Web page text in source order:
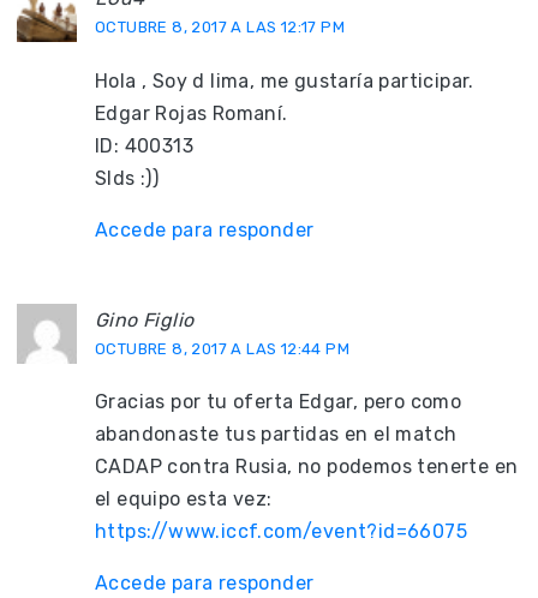
OCTUBRE 8, 2017 A LAS 12:17 PM
Hola , Soy d lima, me gustaría participar.
Edgar Rojas Romaní.
ID: 400313
Slds :))
Accede para responder
Gino Figlio
OCTUBRE 8, 2017 A LAS 12:44 PM
Gracias por tu oferta Edgar, pero como
abandonaste tus partidas en el match
CADAP contra Rusia, no podemos tenerte en
el equipo esta vez:
https://www.iccf.com/event?id=66075
Accede para responder